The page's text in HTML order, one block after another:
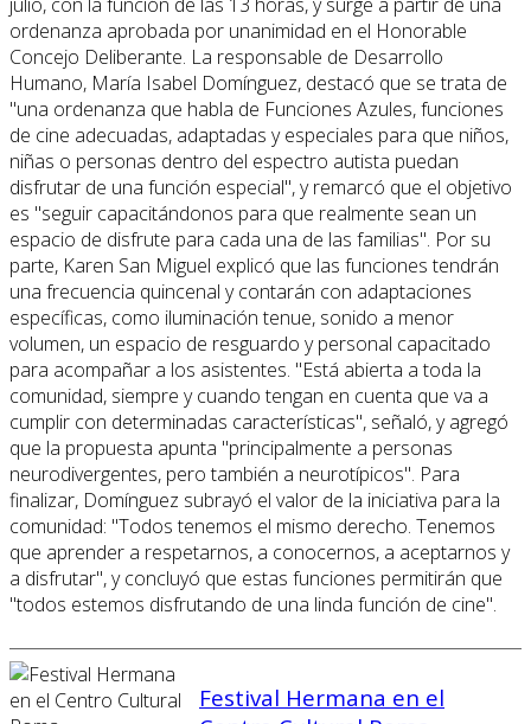
ordenanza aprobada por unanimidad en el Honorable
Concejo Deliberante. La responsable de Desarrollo
Humano, María Isabel Domínguez, destacó que se trata de
"una ordenanza que habla de Funciones Azules, funciones
de cine adecuadas, adaptadas y especiales para que niños,
niñas o personas dentro del espectro autista puedan
disfrutar de una función especial", y remarcó que el objetivo
es "seguir capacitándonos para que realmente sean un
espacio de disfrute para cada una de las familias". Por su
parte, Karen San Miguel explicó que las funciones tendrán
una frecuencia quincenal y contarán con adaptaciones
específicas, como iluminación tenue, sonido a menor
volumen, un espacio de resguardo y personal capacitado
para acompañar a los asistentes. "Está abierta a toda la
comunidad, siempre y cuando tengan en cuenta que va a
cumplir con determinadas características", señaló, y agregó
que la propuesta apunta "principalmente a personas
neurodivergentes, pero también a neurotípicos". Para
finalizar, Domínguez subrayó el valor de la iniciativa para la
comunidad: "Todos tenemos el mismo derecho. Tenemos
que aprender a respetarnos, a conocernos, a aceptarnos y
a disfrutar", y concluyó que estas funciones permitirán que
"todos estemos disfrutando de una linda función de cine".
Festival Hermana en el